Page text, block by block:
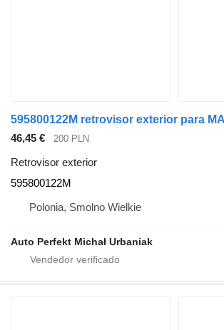
46,45 € 200 PLN
Retrovisor exterior
595800122M
Polonia, Smolno Wielkie
Auto Perfekt Michał Urbaniak